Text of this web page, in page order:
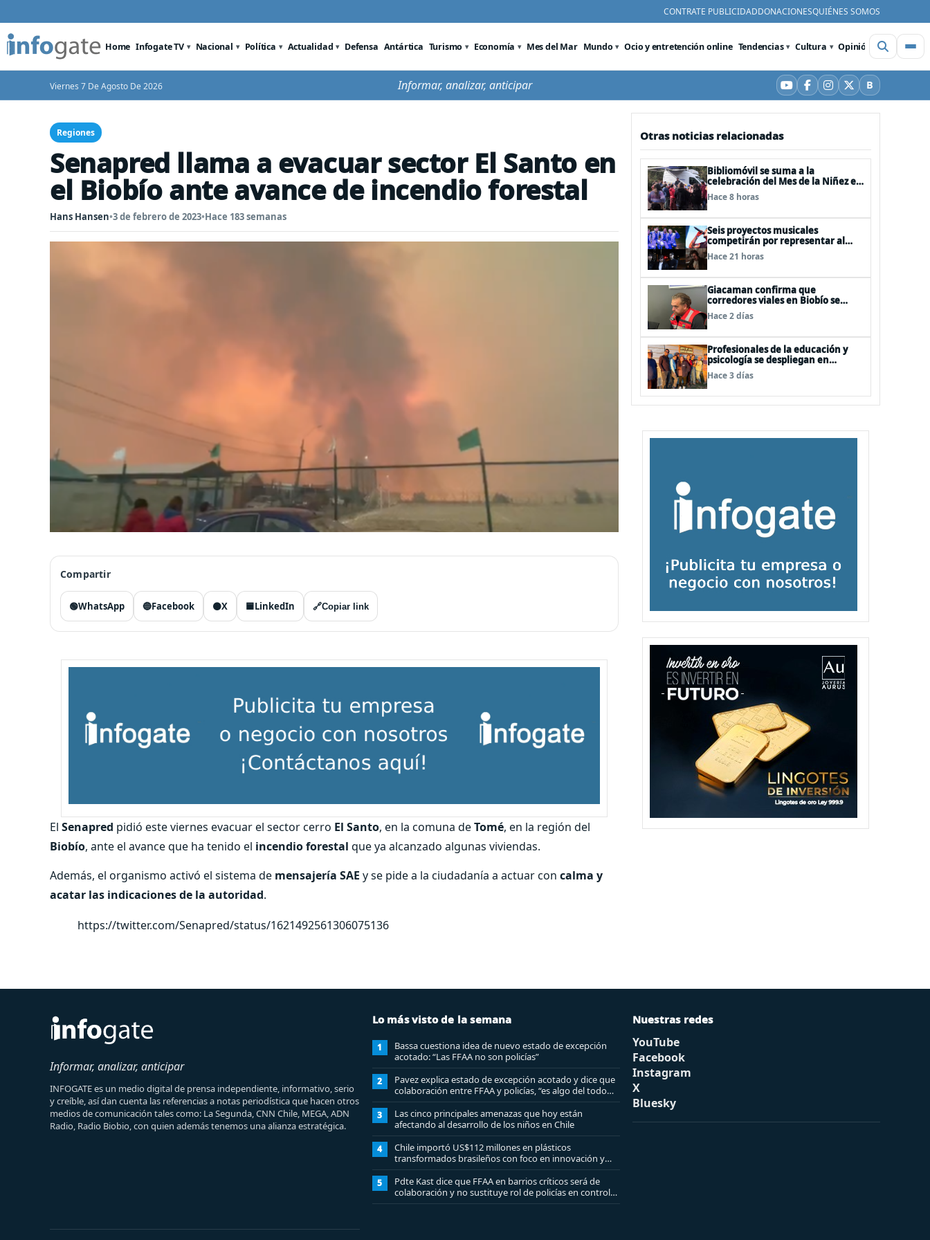
CONTRATE PUBLICIDADDONACIONESQUIÉNES SOMOS
Home Infogate TV Nacional Política Actualidad Defensa Antártica Turismo Economía Mes del Mar Mundo Ocio y entretención online Tendencias Cultura Opinión Videos
Viernes 7 De Agosto De 2026 Informar, analizar, anticipar YouTube
Facebook
Instagram
X BBluesky
Regiones
Senapred llama a evacuar sector El Santo en
el Biobío ante avance de incendio forestal
Hans Hansen•3 de febrero de 2023•Hace 183 semanas
Compartir
🟢WhatsApp 🔵Facebook ⚫X 🟦LinkedIn 🔗Copiar link
El Senapred pidió este viernes evacuar el sector cerro El Santo, en la comuna deTomé, en la región del
Biobío, ante el avance que ha tenido el incendio forestal que ya alcanzado algunas viviendas.
Además, el organismo activó el sistema de mensajería SAE y se pide a la ciudadanía a actuar con calma y
acatar las indicaciones de la autoridad.
https://twitter.com/Senapred/status/1621492561306075136
Otras noticias relacionadas
Bibliomóvil se suma a la
celebración del Mes de la Niñez en
Teatro Biobío
Hace 8 horas
Seis proyectos musicales
competirán por representar al
Biobío en Rockódromo 2026
Hace 21 horas
Giacaman confirma que
corredores viales en Biobío se
realizarán, pero no por la vía de la
concesión
Hace 2 días
Profesionales de la educación y
psicología se despliegan en
terreno para ir en favor de niños
afectados por la emergencia
Hace 3 días
Informar, analizar, anticipar
INFOGATE es un medio digital de prensa independiente, informativo, serio
y creíble, así dan cuenta las referencias a notas periodística que hacen otros
medios de comunicación tales como: La Segunda, CNN Chile, MEGA, ADN
Radio, Radio Biobio, con quien además tenemos una alianza estratégica.
Lo más visto de la semana
1
Bassa cuestiona idea de nuevo estado de excepción
acotado: “Las FFAA no son policías”
2
Pavez explica estado de excepción acotado y dice que
colaboración entre FFAA y policías, “es algo del todo
pertinente analizar”
3
Las cinco principales amenazas que hoy están
afectando al desarrollo de los niños en Chile
4
Chile importó US$112 millones en plásticos
transformados brasileños con foco en innovación y
sostenibilidad
5
Pdte Kast dice que FFAA en barrios críticos será de
colaboración y no sustituye rol de policías en control
del orden público
Nuestras redes
YouTube
Facebook
Instagram
X
Bluesky